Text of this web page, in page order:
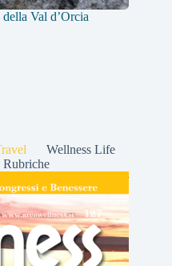
della Val d’Orcia
Wellness Life
Rubriche